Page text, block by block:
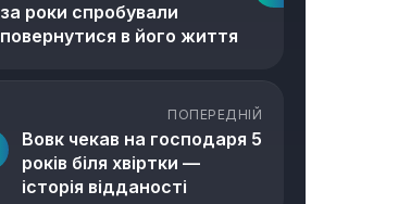
за роки спробували
повернутися в його життя
ПОПЕРЕДНІЙ
Вовк чекав на господаря 5
років біля хвіртки —
історія відданості